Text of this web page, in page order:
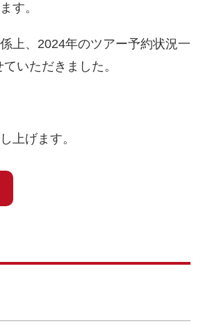
す。
上、2024年のツアー予約状況一
いただきました。
上げます。